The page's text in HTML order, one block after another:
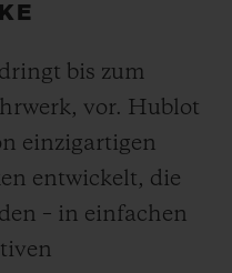
bis zum
vor. Hublot
einzigartigen
entwickelt, die
– in einfachen